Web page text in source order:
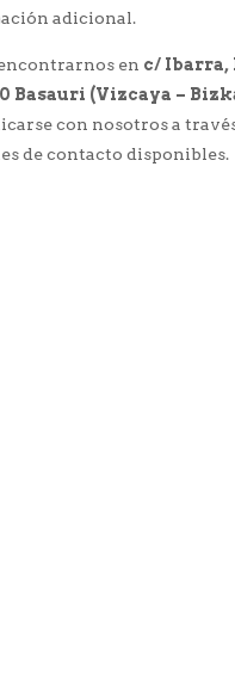
adicional.
en c/ Ibarra,
Basauri (Vizcaya –
con nosotros a
de contacto disponibles.